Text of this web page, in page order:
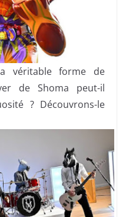
véritable forme de
de Shoma peut-il
? Découvrons-le